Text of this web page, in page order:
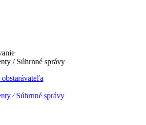
/ Súhrnné správy
⁄ Súhrnné správy